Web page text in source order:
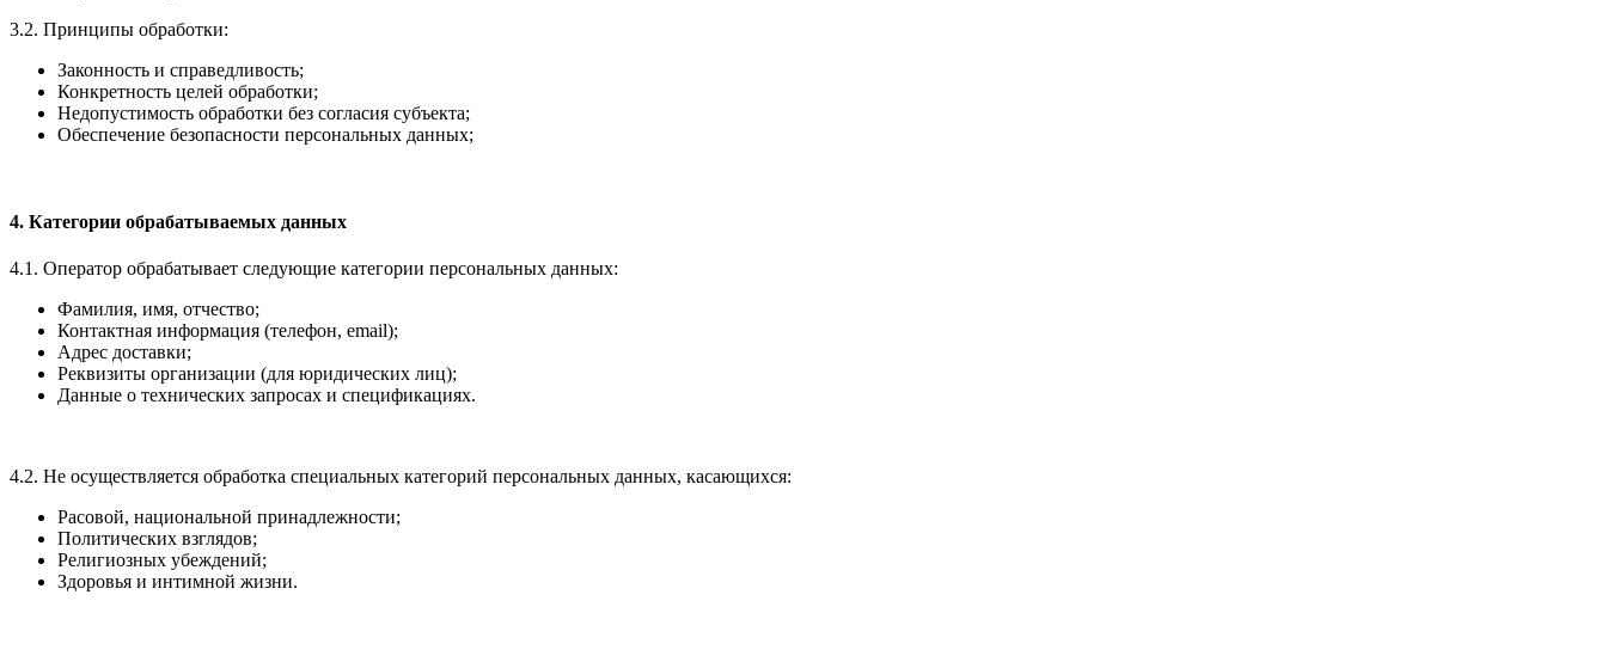
3.2. Принципы обработки:
Законность и справедливость;
Конкретность целей обработки;
Недопустимость обработки без согласия субъекта;
Обеспечение безопасности персональных данных;
4. Категории обрабатываемых данных
4.1. Оператор обрабатывает следующие категории персональных данных:
Фамилия, имя, отчество;
Контактная информация (телефон, email);
Адрес доставки;
Реквизиты организации (для юридических лиц);
Данные о технических запросах и спецификациях.
4.2. Не осуществляется обработка специальных категорий персональных данных, касающихся:
Расовой, национальной принадлежности;
Политических взглядов;
Религиозных убеждений;
Здоровья и интимной жизни.